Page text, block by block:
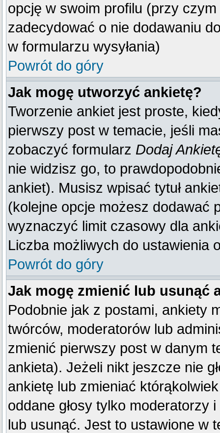
opcję w swoim profilu (przy
zadecydować o nie dodawaniu
w formularzu wysyłania)
Powrót do góry
Jak mogę utworzyć ankietę?
Tworzenie ankiet jest proste,
pierwszy post w temacie, jeśli
zobaczyć formularz Dodaj
nie widzisz go, to
ankiet). Musisz wpisać tytuł
(kolejne opcje możesz dodawać
wyznaczyć limit czasowy dla
Liczba możliwych do ustawienia
Powrót do góry
Jak mogę zmienić lub usunąć
Podobnie jak z postami, ankiety
twórców, moderatorów lub
zmienić pierwszy post w danym
ankieta). Jeżeli nikt jeszcze nie
ankietę lub zmieniać
oddane głosy tylko moderatorzy
lub usunąć. Jest to ustawione w